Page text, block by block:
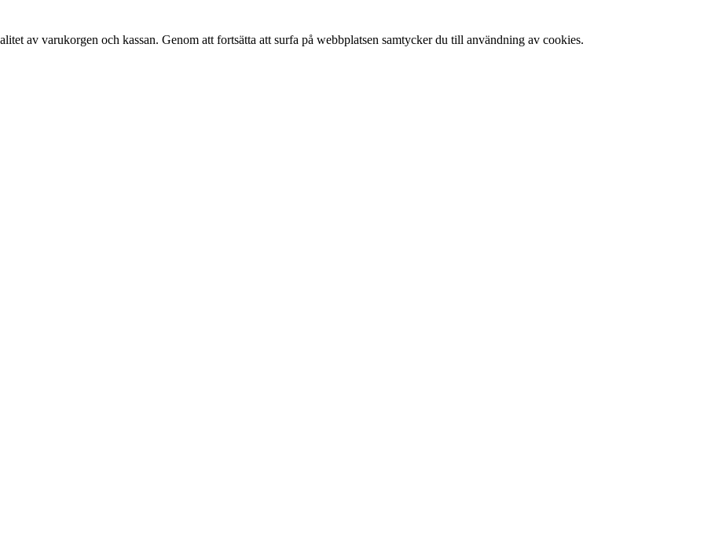
av varukorgen och kassan. Genom att fortsätta att surfa på webbplatsen samtycker du till användning av cookies.